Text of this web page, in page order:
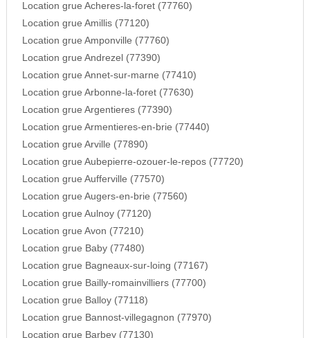
Location grue Acheres-la-foret (77760)
Location grue Amillis (77120)
Location grue Amponville (77760)
Location grue Andrezel (77390)
Location grue Annet-sur-marne (77410)
Location grue Arbonne-la-foret (77630)
Location grue Argentieres (77390)
Location grue Armentieres-en-brie (77440)
Location grue Arville (77890)
Location grue Aubepierre-ozouer-le-repos (77720)
Location grue Aufferville (77570)
Location grue Augers-en-brie (77560)
Location grue Aulnoy (77120)
Location grue Avon (77210)
Location grue Baby (77480)
Location grue Bagneaux-sur-loing (77167)
Location grue Bailly-romainvilliers (77700)
Location grue Balloy (77118)
Location grue Bannost-villegagnon (77970)
Location grue Barbey (77130)